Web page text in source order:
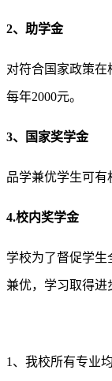
2、助学金
对符合国家政策在
每年2000元。
3、国家奖学金
品学兼优学生可有
4.校内奖学金
学校为了督促学
兼优，学习取得进
1、我校所有专业